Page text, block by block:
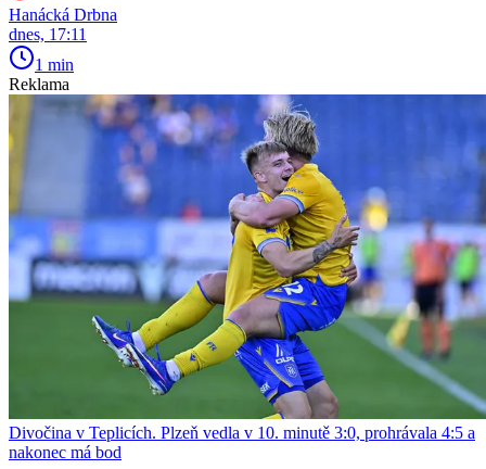
Hanácká Drbna
dnes, 17:11
1 min
Reklama
Divočina v Teplicích. Plzeň vedla v 10. minutě 3:0, prohrávala 4:5 a
nakonec má bod